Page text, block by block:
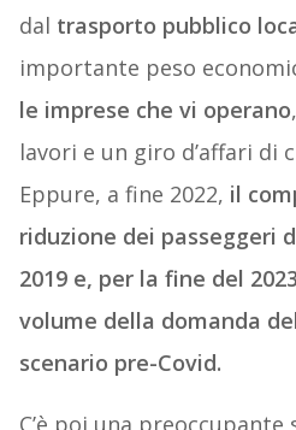
dal trasporto pubblico
importante peso
le imprese che vi operano
lavori e un giro d’affari di
Eppure, a fine 2022, il
riduzione dei passeggeri
2019 e, per la fine del
volume della domanda
scenario pre-Covid.